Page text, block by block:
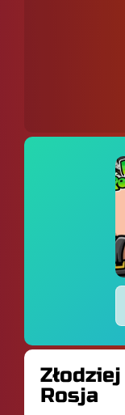
Rosja